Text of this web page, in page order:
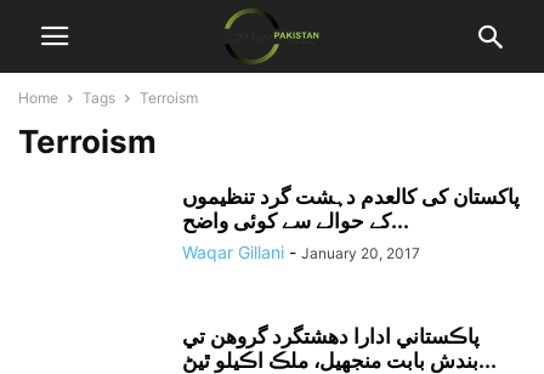
Home Tags Terroism
Terroism
پاکستان کی کالعدم دہشت گرد تنظیموں
کے حوالے سے کوئی واضح...
Waqar Gillani - January 20, 2017
پاڪستاني ادارا دهشتگرد گروهن تي
بندش بابت منجهيل، ملڪ اڪيلو ٿيڻ...